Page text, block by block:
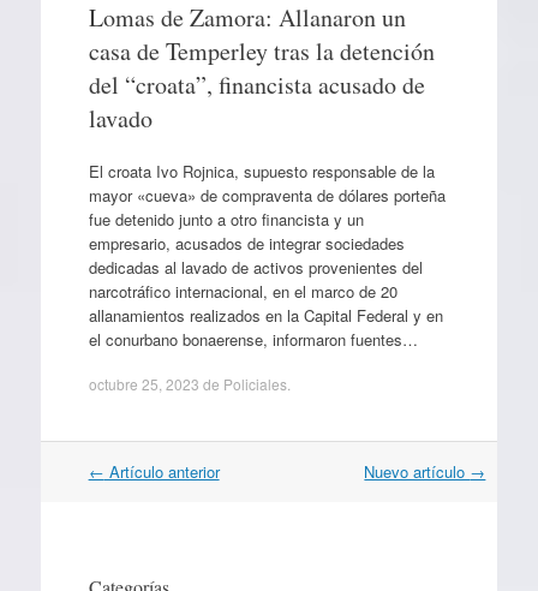
Lomas de Zamora: Allanaron un
casa de Temperley tras la detención
del “croata”, financista acusado de
lavado
El croata Ivo Rojnica, supuesto responsable de la
mayor «cueva» de compraventa de dólares porteña
fue detenido junto a otro financista y un
empresario, acusados de integrar sociedades
dedicadas al lavado de activos provenientes del
narcotráfico internacional, en el marco de 20
allanamientos realizados en la Capital Federal y en
el conurbano bonaerense, informaron fuentes…
octubre 25, 2023 de Policiales.
Navegación
← Artículo anterior Nuevo artículo →